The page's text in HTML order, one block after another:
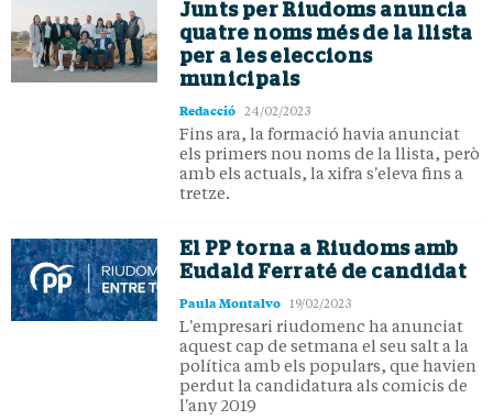
Junts per Riudoms anuncia
quatre noms més de la llista
per a les eleccions
municipals
Redacció 24/02/2023
Fins ara, la formació havia anunciat
els primers nou noms de la llista, però
amb els actuals, la xifra s'eleva fins a
tretze.
El PP torna a Riudoms amb
Eudald Ferraté de candidat
Paula Montalvo 19/02/2023
L'empresari riudomenc ha anunciat
aquest cap de setmana el seu salt a la
política amb els populars, que havien
perdut la candidatura als comicis de
l'any 2019